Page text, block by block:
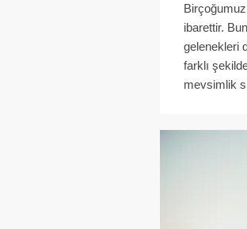
Birçoğumuz
ibarettir.
gelenekleri
farklı
mevsimlik